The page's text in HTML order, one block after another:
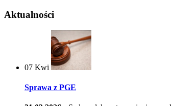
Aktualności
07 Kwi
Sprawa z PGE